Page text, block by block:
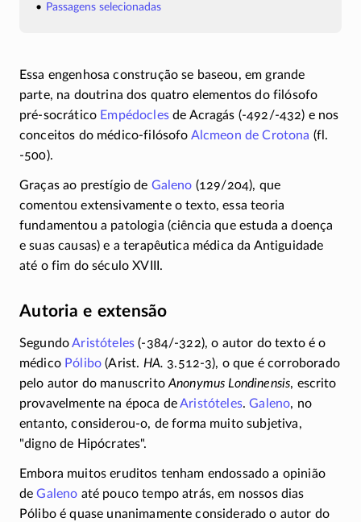
Passagens selecionadas
Essa engenhosa construção se baseou, em grande
parte, na doutrina dos quatro elementos do filósofo
pré-socrático Empédoclesde Acragás (-492/-432) e nos
conceitos do médico-filósofo Alcmeon de Crotona (fl.
-500).
Graças ao prestígio de Galeno (129/204), que
comentou extensivamente o texto, essa teoria
fundamentou a patologia (ciência que estuda a doença
e suas causas) e a terapêutica médica da Antiguidade
até o fim do século XVIII.
Autoria e extensão
SegundoAristóteles (-384/-322), o autor do texto é o
médico Pólibo (Arist. HA. 3.512-3), o que é corroborado
pelo autor do manuscritoAnonymus Londinensis, escrito
provavelmente na época deAristóteles.Galeno, no
entanto,considerou-o, de forma muito subjetiva,
"digno de Hipócrates".
Embora muitos eruditos tenham endossado a opinião
deGaleno até pouco tempo atrás, em nossos dias
Pólibo é quase unanimamente considerado o autor do